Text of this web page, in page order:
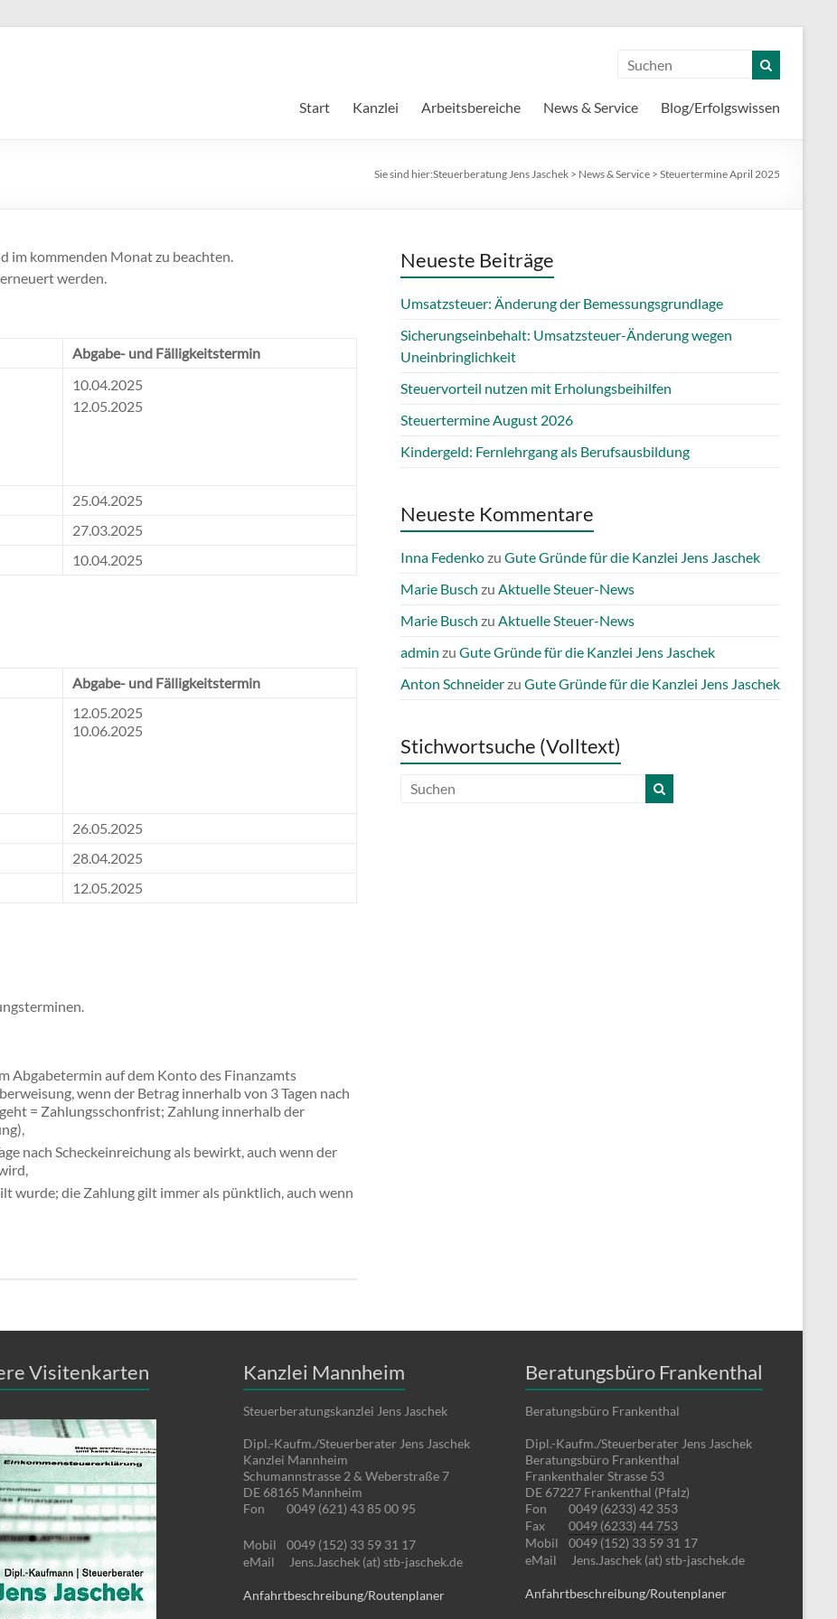
Start Kanzlei Arbeitsbereiche News & Service Blog/Erfolgswissen
Sie sind hier:Steuerberatung Jens Jaschek > News & Service > Steuertermine April 2025
im kommenden Monat zu beachten.
werden.
Abgabe- und Fälligkeitstermin
10.04.2025
12.05.2025
25.04.2025
27.03.2025
10.04.2025
Abgabe- und Fälligkeitstermin
12.05.2025
10.06.2025
26.05.2025
28.04.2025
12.05.2025
Abgabetermin auf dem Konto des Finanzamts
wenn der Betrag innerhalb von 3 Tagen nach
= Zahlungsschonfrist; Zahlung innerhalb der
nach Scheckeinreichung als bewirkt, auch wenn der
wurde; die Zahlung gilt immer als pünktlich, auch wenn
Neueste Beiträge
Umsatzsteuer: Änderung der Bemessungsgrundlage
Sicherungseinbehalt: Umsatzsteuer-Änderung wegen
Uneinbringlichkeit
Steuervorteil nutzen mit Erholungsbeihilfen
Steuertermine August 2026
Kindergeld: Fernlehrgang als Berufsausbildung
Neueste Kommentare
Inna Fedenkozu Gute Gründe für die Kanzlei Jens Jaschek
Marie Busch zu Aktuelle Steuer-News
Marie Busch zu Aktuelle Steuer-News
admin zu Gute Gründe für die Kanzlei Jens Jaschek
Anton Schneiderzu Gute Gründe für die Kanzlei Jens Jaschek
Stichwortsuche (Volltext)
Visitenkarten Kanzlei Mannheim
Steuerberatungskanzlei Jens Jaschek
Dipl.-Kaufm./Steuerberater Jens Jaschek
Kanzlei Mannheim
Schumannstrasse 2 & Weberstraße 7
DE 68165 Mannheim
Fon
0049 (621) 43 85 00 95
Mobil
0049 (152) 33 59 31 17
eMail
Jens.Jaschek (at) stb-jaschek.de
Anfahrtbeschreibung/Routenplaner
Beratungsbüro Frankenthal
Beratungsbüro Frankenthal
Dipl.-Kaufm./Steuerberater Jens Jaschek
Beratungsbüro Frankenthal
Frankenthaler Strasse 53
DE 67227 Frankenthal (Pfalz)
Fon
0049 (6233) 42 353
Fax
0049 (6233) 44 753
Mobil
0049 (152) 33 59 31 17
eMail
Jens.Jaschek (at) stb-jaschek.de
Anfahrtbeschreibung/Routenplaner